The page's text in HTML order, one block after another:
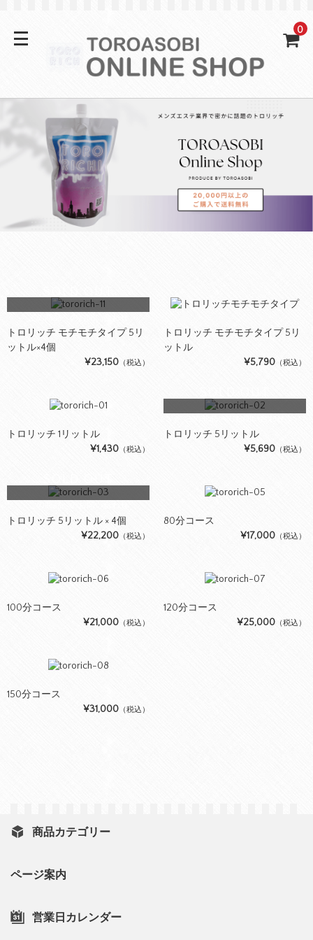
0
トロリッチ モチモチタイプ 5リ
ットル×4個
¥23,150 （税込）
トロリッチ モチモチタイプ 5リ
ットル
¥5,790 （税込）
トロリッチ 1リットル
¥1,430 （税込）
トロリッチ 5リットル
¥5,690 （税込）
トロリッチ 5リットル × 4個
¥22,200 （税込）
80分コース
¥17,000 （税込）
100分コース
¥21,000 （税込）
120分コース
¥25,000 （税込）
150分コース
¥31,000 （税込）
商品カテゴリー
ページ案内
営業日カレンダー